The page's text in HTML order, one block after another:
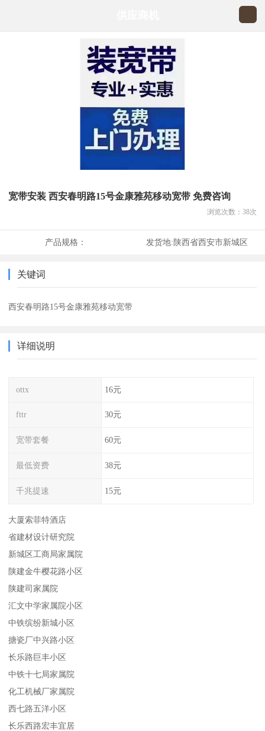
宽带安装 西安春明路15号金康雅苑移动宽带 免费咨询
浏览次数： 38次
产品规格： 发货地:陕西省西安市新城区
关键词
西安春明路15号金康雅苑移动宽带
详细说明
ottx 16元
fttr 30元
宽带套餐 60元
最低资费 38元
千兆提速 15元
大厦索菲特酒店
省建材设计研究院
新城区工商局家属院
陕建金牛樱花路小区
陕建司家属院
汇文中学家属院小区
中铁缤纷新城小区
搪瓷厂中兴路小区
长乐路巨丰小区
中铁十七局家属院
化工机械厂家属院
西七路五洋小区
长乐西路宏丰宜居